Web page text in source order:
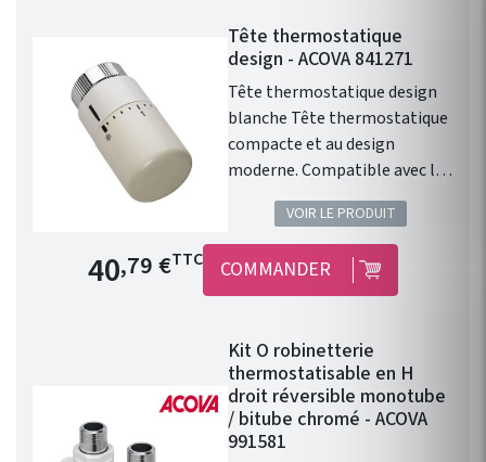
Tête thermostatique
design - ACOVA 841271
Tête thermostatique design
blanche Tête thermostatique
compacte et au design
moderne. Compatible avec les
radiateurs eau chaude ACOVA.
Type de raccord : M30 x1,5.
Finition : Blanc. 46 Couleurs en
option. Cette tête
thermostatique design
avec précision de la
température d'un radiateur ou
d'un sèche serviette à eau
chaude.
VOIR LE PRODUIT
Prix de base
40,79 €TTC COMMANDER
Kit O robinetterie
thermostatisable en H
droit réversible monotube
/ bitube chromé - ACOVA
991581